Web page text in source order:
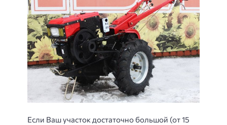
Если Ваш участок достаточно большой (от 15